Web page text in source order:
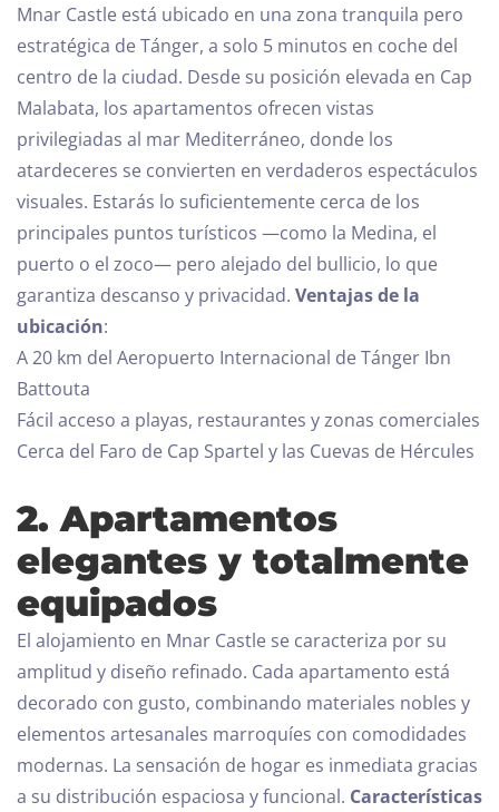
Mnar Castle está ubicado en una zona tranquila pero
estratégica de Tánger, a solo 5 minutos en coche del
centro de la ciudad. Desde su posición elevada en Cap
Malabata, los apartamentos ofrecen vistas
privilegiadas al mar Mediterráneo, donde los
atardeceres se convierten en verdaderos espectáculos
visuales. Estarás lo suficientemente cerca de los
principales puntos turísticos —como la Medina, el
puerto o el zoco— pero alejado del bullicio, lo que
garantiza descanso y privacidad. Ventajas de la
ubicación:
A 20 km del Aeropuerto Internacional de Tánger Ibn
Battouta
Fácil acceso a playas, restaurantes y zonas comerciales
Cerca del Faro de Cap Spartel y las Cuevas de Hércules
2. Apartamentos
elegantes y totalmente
equipados
El alojamiento en Mnar Castle se caracteriza por su
amplitud y diseño refinado. Cada apartamento está
decorado con gusto, combinando materiales nobles y
elementos artesanales marroquíes con comodidades
modernas. La sensación de hogar es inmediata gracias
a su distribución espaciosa y funcional. Características